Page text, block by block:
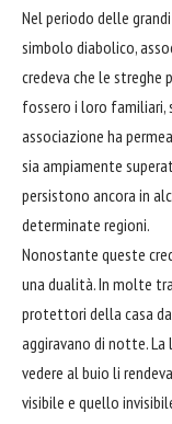
Nel periodo delle
simbolo diabolico,
credeva che le
fossero i loro familiari,
associazione ha
sia ampiamente
persistono ancora in
determinate regioni.
Nonostante queste
una dualità. In molte
protettori della casa
aggiravano di notte.
vedere al buio li
visibile e quello